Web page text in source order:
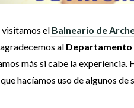
visitamos el Balneario de
al
más si cabe la experiencia.
hacíamos uso de algunos de